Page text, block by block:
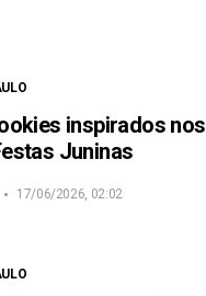
inspirados nos
Juninas
17/06/2026, 02:02